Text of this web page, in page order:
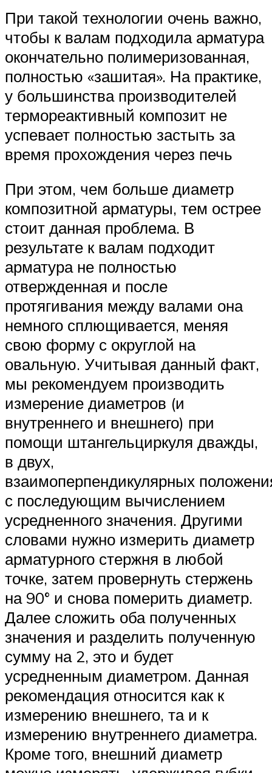
При такой технологии очень важно,
чтобы к валам подходила арматура
окончательно полимеризованная,
полностью «зашитая». На практике,
у большинства производителей
термореактивный композит не
успевает полностью застыть за
время прохождения через печь
При этом, чем больше диаметр
композитной арматуры, тем острее
стоит данная проблема. В
результате к валам подходит
арматура не полностью
отвержденная и после
протягивания между валами она
немного сплющивается, меняя
свою форму с округлой на
овальную. Учитывая данный факт,
мы рекомендуем производить
измерение диаметров (и
внутреннего и внешнего) при
помощи штангельциркуля дважды,
в двух,
взаимоперпендикулярных
с последующим вычислением
усредненного значения. Другими
словами нужно измерить диаметр
арматурного стержня в любой
точке, затем провернуть стержень
на 90° и снова померить диаметр.
Далее сложить оба полученных
значения и разделить полученную
сумму на 2, это и будет
усредненным диаметром. Данная
рекомендация относится как к
измерению внешнего, та и к
измерению внутреннего диаметра.
Кроме того, внешний диаметр